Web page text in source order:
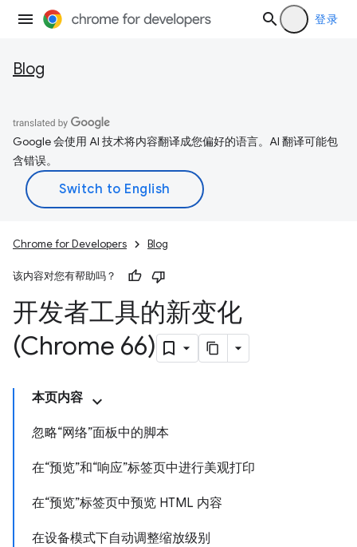
登录
Blog
Google 会使用 AI 技术将内容翻译成您偏好的语言。AI 翻译可能包
含错误。
Chrome for Developers Blog
该内容对您有帮助吗？
开发者工具的新变化
(Chrome 66)
本页内容
忽略“网络”面板中的脚本
在“预览”和“响应”标签页中进行美观打印
在“预览”标签页中预览 HTML 内容
在设备模式下自动调整缩放级别